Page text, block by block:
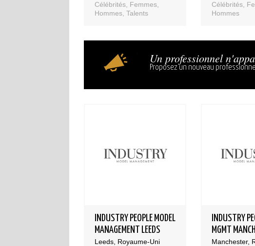
Célébrités, Femmes,
Hommes, Talents
Célébrités,
Hommes
Un professionnel
Proposez un nouveau
INDUSTRY PEOPLE MODEL
MANAGEMENT LEEDS
Leeds, Royaume-Uni
INDUSTRY
MGMT